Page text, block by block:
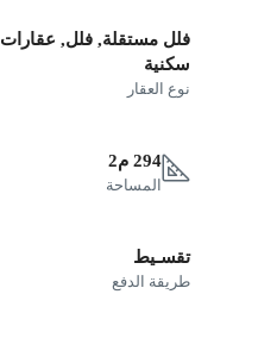
فلل مستقلة, فلل, عقارات
سكنية
نوع العقار
294 م2
المساحة
تقسـيط
طريقة الدفع